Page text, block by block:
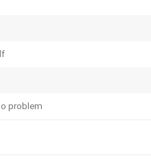
problem